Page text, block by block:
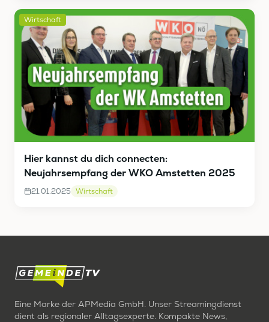
Wirtschaft
Hier kannst du dich connecten:
Neujahrsempfang der WKO Amstetten 2025
21.01.2025 Wirtschaft
Eine Marke der APMedia GmbH. Unser Streamingdienst
dient als regionaler Alltagsexperte. Kompakte News,